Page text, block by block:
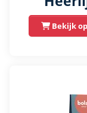
Bekijk